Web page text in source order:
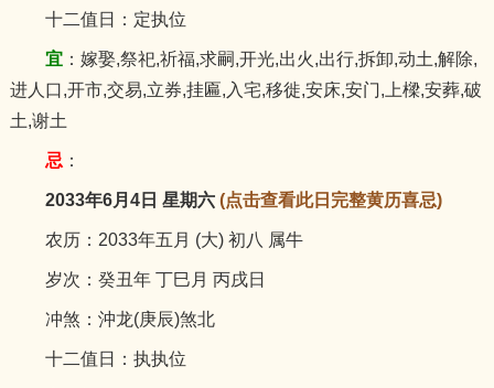
十二值日：定执位
宜：嫁娶,祭祀,祈福,求嗣,开光,出火,出行,拆卸,动土,解除,
进人口,开市,交易,立券,挂匾,入宅,移徙,安床,安门,上樑,安葬,破
土,谢土
忌 ：
2033年6月4日 星期六 (点击查看此日完整黄历喜忌)
农历：2033年五月 (大) 初八 属牛
岁次：癸丑年 丁巳月 丙戌日
冲煞：沖龙(庚辰)煞北
十二值日：执执位